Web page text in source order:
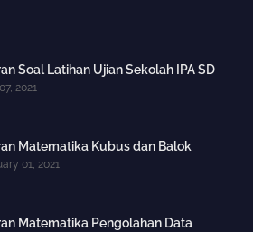
Soal Latihan Ujian Sekolah IPA SD
2021
Matematika Kubus dan Balok
01, 2021
Matematika Pengolahan Data